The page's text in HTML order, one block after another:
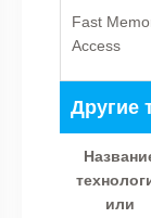
Fast
Access
Другие
или